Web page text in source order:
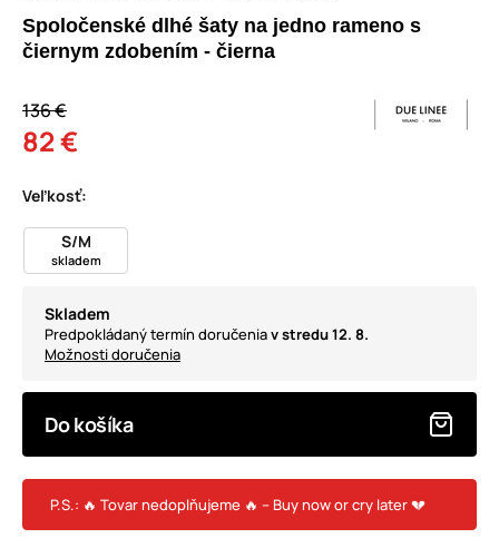
Spoločenské dlhé šaty na jedno rameno s
čiernym zdobením - čierna
136 €
82 €
Veľkosť:
S/M
skladem
Skladem
Predpokládaný termín doručeniav stredu 12. 8.
Možnosti doručenia
Do košíka
P.S.: 🔥 Tovar nedoplňujeme 🔥 – Buy now or cry later 💔